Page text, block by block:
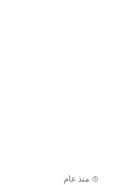
منذ عام